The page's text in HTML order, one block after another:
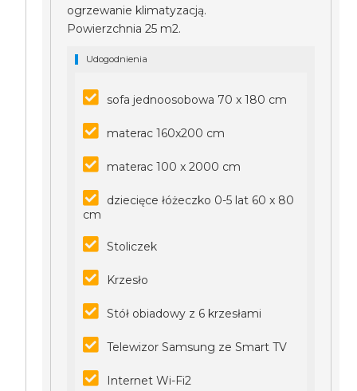
ogrzewanie klimatyzacją.
Powierzchnia 25 m2.
Udogodnienia
sofa jednoosobowa 70 x 180 cm
materac 160x200 cm
materac 100 x 2000 cm
dziecięce łóżeczko 0-5 lat 60 x 80
cm
Stoliczek
Krzesło
Stół obiadowy z 6 krzesłami
Telewizor Samsung ze Smart TV
Internet Wi-Fi2